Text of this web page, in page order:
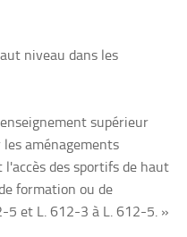
niveau dans les
supérieur
aménagements
des sportifs de haut
formation ou de
5 et L. 612-3 à L. 612-5. »